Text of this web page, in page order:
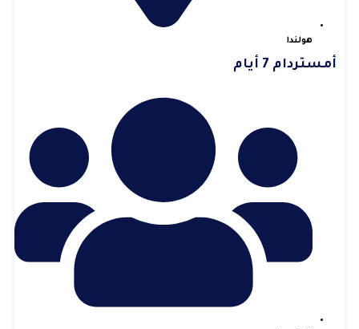
هولندا
أمستردام 7 أيام